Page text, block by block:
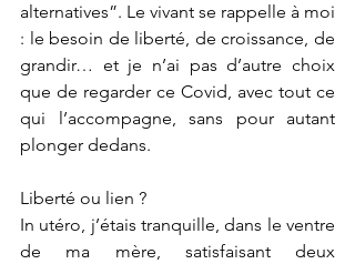
alternatives”. Le vivant se rappelle à moi
: le besoin de liberté, de croissance, de
grandir… et je n’ai pas d’autre choix
que de regarder ce Covid, avec tout ce
qui l’accompagne, sans pour autant
plonger dedans.
Liberté ou lien ?
In utéro, j’étais tranquille, dans le ventre
de ma mère, satisfaisant deux